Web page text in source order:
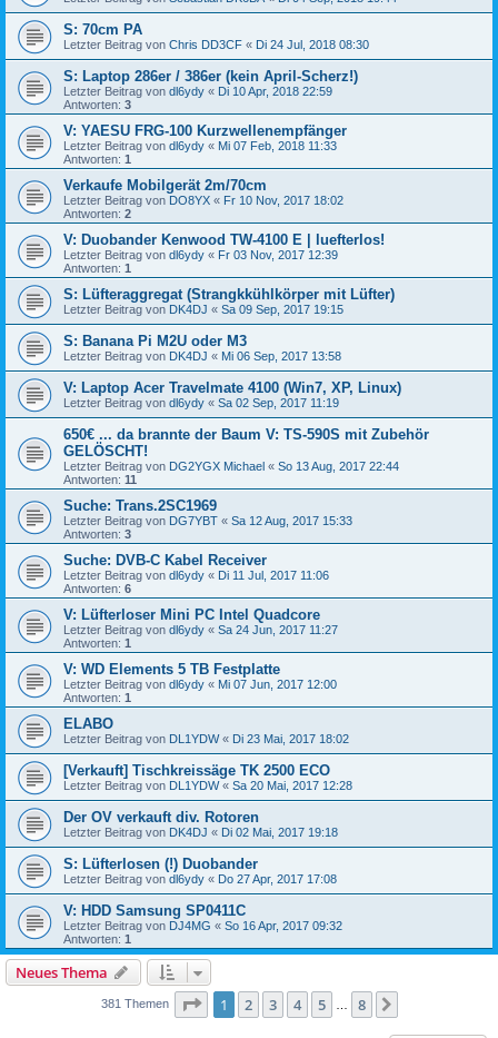
S: 70cm PA
Letzter Beitrag von Chris DD3CF « Di 24 Jul, 2018 08:30
S: Laptop 286er / 386er (kein April-Scherz!)
Letzter Beitrag von dl6ydy « Di 10 Apr, 2018 22:59
Antworten: 3
V: YAESU FRG-100 Kurzwellenempfänger
Letzter Beitrag von dl6ydy « Mi 07 Feb, 2018 11:33
Antworten: 1
Verkaufe Mobilgerät 2m/70cm
Letzter Beitrag von DO8YX « Fr 10 Nov, 2017 18:02
Antworten: 2
V: Duobander Kenwood TW-4100 E | luefterlos!
Letzter Beitrag von dl6ydy « Fr 03 Nov, 2017 12:39
Antworten: 1
S: Lüfteraggregat (Strangkkühlkörper mit Lüfter)
Letzter Beitrag von DK4DJ « Sa 09 Sep, 2017 19:15
S: Banana Pi M2U oder M3
Letzter Beitrag von DK4DJ « Mi 06 Sep, 2017 13:58
V: Laptop Acer Travelmate 4100 (Win7, XP, Linux)
Letzter Beitrag von dl6ydy « Sa 02 Sep, 2017 11:19
650€ ... da brannte der Baum V: TS-590S mit Zubehör
GELÖSCHT!
Letzter Beitrag von DG2YGX Michael « So 13 Aug, 2017 22:44
Antworten: 11
Suche: Trans.2SC1969
Letzter Beitrag von DG7YBT « Sa 12 Aug, 2017 15:33
Antworten: 3
Suche: DVB-C Kabel Receiver
Letzter Beitrag von dl6ydy « Di 11 Jul, 2017 11:06
Antworten: 6
V: Lüfterloser Mini PC Intel Quadcore
Letzter Beitrag von dl6ydy « Sa 24 Jun, 2017 11:27
Antworten: 1
V: WD Elements 5 TB Festplatte
Letzter Beitrag von dl6ydy « Mi 07 Jun, 2017 12:00
Antworten: 1
ELABO
Letzter Beitrag von DL1YDW« Di 23 Mai, 2017 18:02
[Verkauft] Tischkreissäge TK 2500 ECO
Letzter Beitrag von DL1YDW« Sa 20 Mai, 2017 12:28
Der OV verkauft div. Rotoren
Letzter Beitrag von DK4DJ « Di 02 Mai, 2017 19:18
S: Lüfterlosen (!) Duobander
Letzter Beitrag von dl6ydy « Do 27 Apr, 2017 17:08
V: HDD Samsung SP0411C
Letzter Beitrag von DJ4MG « So 16 Apr, 2017 09:32
Antworten: 1
Neues Thema
381 Themen Seite 1von
1 2 3 4 5 8